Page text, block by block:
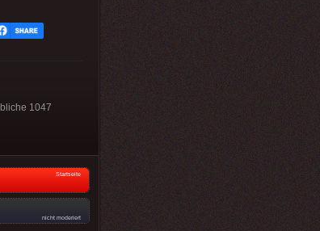
1047
Startseite
nicht moderiert